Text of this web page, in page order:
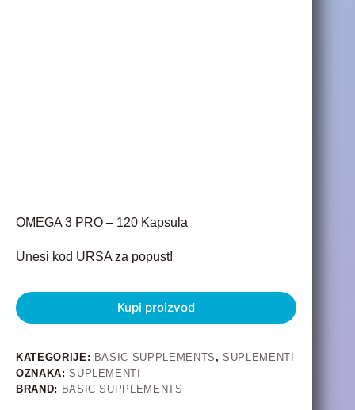
OMEGA 3 PRO – 120 Kapsula
Unesi kod URSA za popust!
Kupi proizvod
KATEGORIJE: BASIC SUPPLEMENTS ,SUPLEMENTI
OZNAKA:SUPLEMENTI
BRAND: BASIC SUPPLEMENTS